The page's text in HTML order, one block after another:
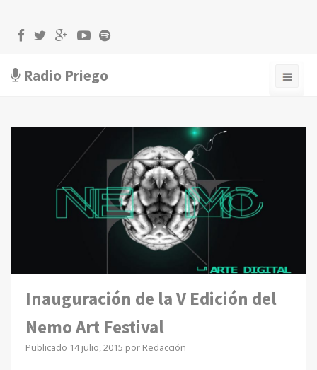
Radio Priego
Inauguración de la V Edición del
Nemo Art Festival
Publicado 14 julio, 2015 por Redacción